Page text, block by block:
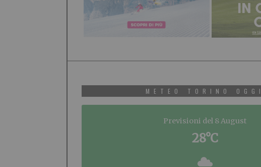
METEO TORINO OGGI
Previsioni del 8 August
28°C